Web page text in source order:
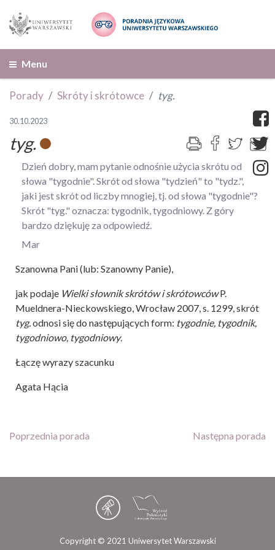
Menu
Porady Skróty i skrótowce tyg.
30.10.2023
tyg.
Dzień dobry, mam pytanie odnośnie użycia skrótu od
słowa "tygodnie". Skrót od słowa "tydzień" to "tydz.",
jaki jest skrót od liczby mnogiej, tj. od słowa "tygodnie"?
Skrót "tyg." oznacza: tygodnik, tygodniowy. Z góry
bardzo dziękuję za odpowiedź.
Mar
Szanowna Pani (lub: Szanowny Panie),
jak podaje Wielki słownik skrótów i skrótowcówP.
Mueldnera-Nieckowskiego, Wrocław 2007, s. 1299, skrót
tyg.odnosi się do następujących form: tygodnie, tygodnik,
tygodniowo, tygodniowy.
Łączę wyrazy szacunku
Agata Hącia
Poprzednia porada Następna porada
Copyright © 2021 Uniwersytet Warszawski